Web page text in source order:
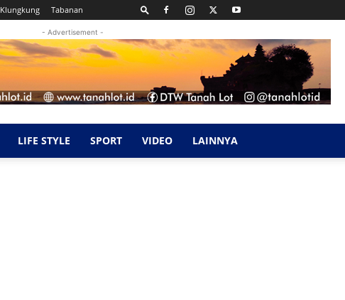
Klungkung Tabanan
- Advertisement -
LIFE STYLE SPORT VIDEO LAINNYA